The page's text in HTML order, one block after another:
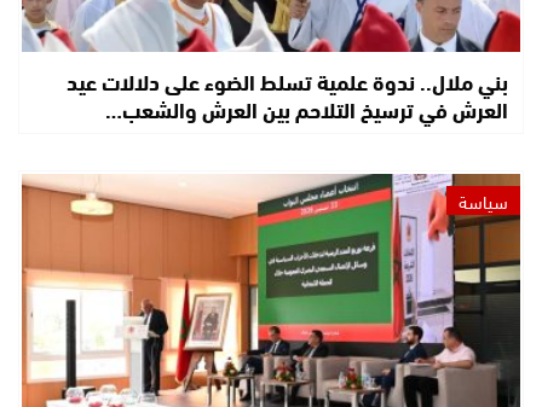
بني ملال.. ندوة علمية تسلط الضوء على دلالات عيد
العرش في ترسيخ التلاحم بين العرش والشعب…
سياسة